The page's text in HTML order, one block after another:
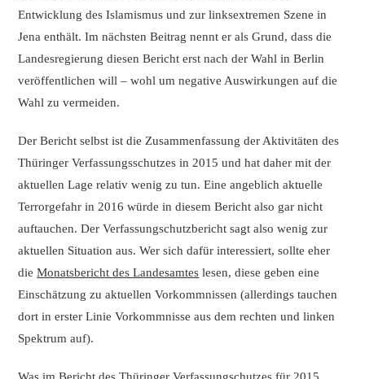
Entwicklung des Islamismus und zur linksextremen Szene in
Jena enthält. Im nächsten Beitrag nennt er als Grund, dass die
Landesregierung diesen Bericht erst nach der Wahl in Berlin
veröffentlichen will – wohl um negative Auswirkungen auf die
Wahl zu vermeiden.
Der Bericht selbst ist die Zusammenfassung der Aktivitäten des
Thüringer Verfassungsschutzes in 2015 und hat daher mit der
aktuellen Lage relativ wenig zu tun. Eine angeblich aktuelle
Terrorgefahr in 2016 würde in diesem Bericht also gar nicht
auftauchen. Der Verfassungschutzbericht sagt also wenig zur
aktuellen Situation aus. Wer sich dafür interessiert, sollte eher
dieMonatsbericht des Landesamtes lesen, diese geben eine
Einschätzung zu aktuellen Vorkommnissen (allerdings tauchen
dort in erster Linie Vorkommnisse aus dem rechten und linken
Spektrum auf).